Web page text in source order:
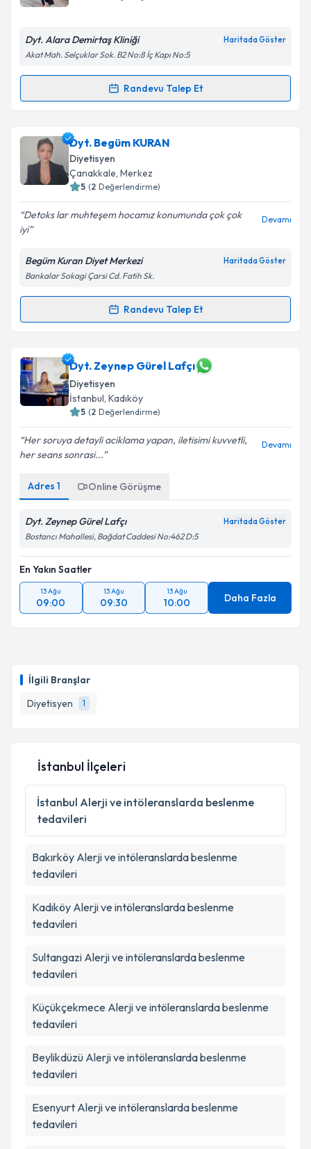
İlgili Branşlar
Diyetisyen
1
Kişisel verilerimin işlenmesine ilişkin
Metni'ni okudum ve kişisel verilerimin belirtilen
Takvim Talebini Gönder
Dyt. Alara Demirtaş Kliniği Haritada Göster
Akat Mah. Selçuklar Sok. B2 No:8 İç Kapı No:5
Randevu Talep Et
Randevu Takvimi Talebi
Dyt. Alara Demirtaşiçin randevu takvimi talebi
oluşturun. Size bu uzmandan randevu almanız için bir
takvim hazırlandığında e-posta ile bilgilendireceğiz.
Kişisel verilerimin işlenmesine ilişkin
Aydınlatma
Metni'ni okudum ve kişisel verilerimin belirtilen
kapsamda işlenmesini kabul ediyorum.
Dyt. Begüm KURAN
Diyetisyen
Çanakkale, Merkez
5 (2 Değerlendirme)
Detoks lar muhteşem hocamız konumunda çok çok
iyi
Devamı
Begüm Kuran Diyet Merkezi Haritada Göster
Bankalar Sokagi Çarsi Cd. Fatih Sk.
Randevu Talep Et
Randevu Takvimi Talebi
Dyt. Begüm KURANiçin randevu takvimi talebi
oluşturun. Size bu uzmandan randevu almanız için bir
takvim hazırlandığında e-posta ile bilgilendireceğiz.
E-posta Adresiniz
Kişisel verilerimin işlenmesine ilişkin
Metni'ni okudum ve kişisel verilerimin belirtilen
kapsamda işlenmesini kabul ediyorum.
Takvim Talebini Gönder
Dyt. Zeynep Gürel Lafçı
Diyetisyen
İstanbul, Kadıköy
5 (2 Değerlendirme)
Her soruya detayli aciklama yapan, iletisimi kuvvetli,
her seans sonrasi...
Devamı
Adres 1 Online Görüşme
Dyt. Zeynep Gürel Lafçı Haritada Göster
Bostancı Mahallesi, Bağdat Caddesi No:462 D:5
En Yakın Saatler
13 Ağu
09:00
13 Ağu
09:30
13 Ağu
10:00 Daha Fazla
İstanbul İlçeleri
İstanbul Alerji ve intöleranslarda beslenme
tedavileri
Bakırköy Alerji ve intöleranslarda beslenme
tedavileri
Kadıköy Alerji ve intöleranslarda beslenme
tedavileri
Sultangazi Alerji ve intöleranslarda beslenme
tedavileri
Küçükçekmece Alerji ve intöleranslarda beslenme
tedavileri
Beylikdüzü Alerji ve intöleranslarda beslenme
tedavileri
Esenyurt Alerji ve intöleranslarda beslenme
tedavileri